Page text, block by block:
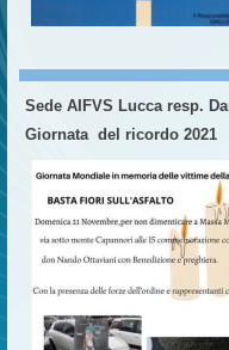
Sede AIFVS Lucca resp.
Giornata del ricordo 2021